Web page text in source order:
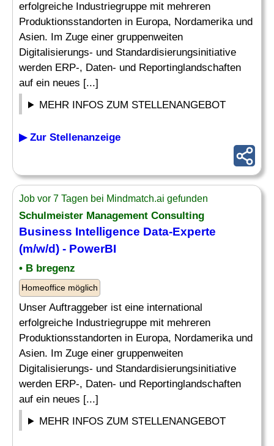
erfolgreiche Industriegruppe mit mehreren
Produktionsstandorten in Europa, Nordamerika und
Asien. Im Zuge einer gruppenweiten
Digitalisierungs- und Standardisierungsinitiative
werden ERP-, Daten- und Reportinglandschaften
auf ein neues [...]
MEHR INFOS ZUM STELLENANGEBOT
▶ Zur Stellenanzeige
Job vor 7 Tagen bei Mindmatch.ai gefunden
Schulmeister Management Consulting
Business Intelligence Data-Experte
(m/w/d) - PowerBI
• B bregenz
Homeoffice möglich
Unser Auftraggeber ist eine international
erfolgreiche Industriegruppe mit mehreren
Produktionsstandorten in Europa, Nordamerika und
Asien. Im Zuge einer gruppenweiten
Digitalisierungs- und Standardisierungsinitiative
werden ERP-, Daten- und Reportinglandschaften
auf ein neues [...]
MEHR INFOS ZUM STELLENANGEBOT